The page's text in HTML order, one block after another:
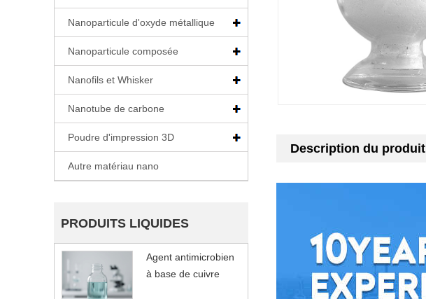
Nanoparticule d'oxyde métallique
Nanoparticule composée
Nanofils et Whisker
Nanotube de carbone
Poudre d'impression 3D
Autre matériau nano
PRODUITS LIQUIDES
Agent antimicrobien
à base de cuivre
Description du produit